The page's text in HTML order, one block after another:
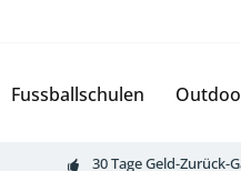
Fussballschulen
30 Tage Geld-Zurück-